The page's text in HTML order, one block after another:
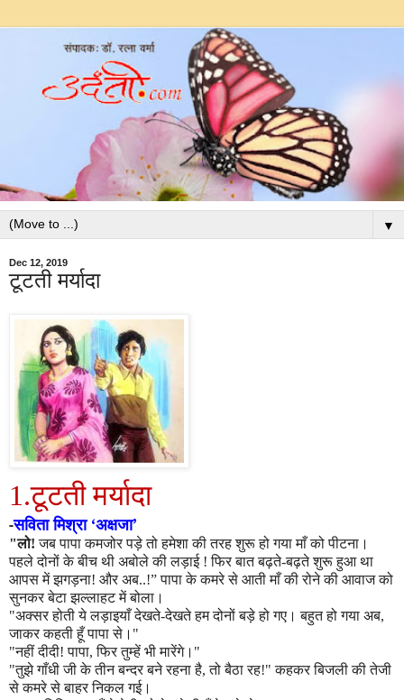
▼
Dec 12, 2019
टूटती मर्यादा
1.टूटती मर्यादा
-सविता मिश्रा‘अक्षजा’
"लो! जब पापा कमजोर पड़े तो हमेशा की तरह शुरू हो गया माँ को पीटना।
पहले दोनों के बीच थी अबोले की लड़ाई ! फिर बात बढ़ते-बढ़ते शुरू हुआ था
आपस में झगड़ना! और अब..!” पापा के कमरे से आती माँ की रोने की आवाज को
सुनकर बेटा झल्लाहट में बोला।
"अक्सर होती ये लड़ाइयाँ देखते-देखते हम दोनों बड़े हो गए। बहुत हो गया अब,
जाकर कहती हूँ पापा से। "
"नहीं दीदी! पापा,फिर तुम्हें भी मारेंगे। "
"तुझे गाँधी जी के तीन बन्दर बने रहना है,तो बैठा रह!"कहकर बिजली की तेजी
से कमरे से बाहर निकल गई।